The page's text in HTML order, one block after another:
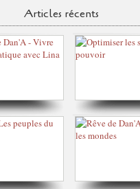
Articles récents